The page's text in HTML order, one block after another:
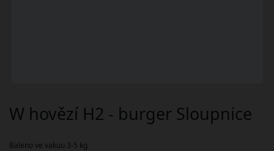
Baleno ve vakuu 3-5 kg
W hovězí H2 - burger Sloupnice